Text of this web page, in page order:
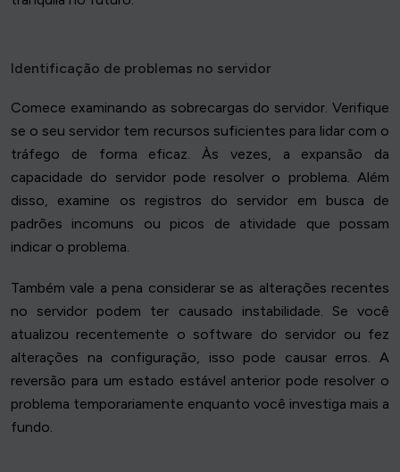
Identificação de problemas no servidor
Comece examinando as sobrecargas do servidor. Verifique
se o seu servidor tem recursos suficientes para lidar com o
tráfego de forma eficaz. Às vezes, a expansão da
capacidade do servidor pode resolver o problema. Além
disso, examine os registros do servidor em busca de
padrões incomuns ou picos de atividade que possam
indicar o problema.
Também vale a pena considerar se as alterações recentes
no servidor podem ter causado instabilidade. Se você
atualizou recentemente o software do servidor ou fez
alterações na configuração, isso pode causar erros. A
reversão para um estado estável anterior pode resolver o
problema temporariamente enquanto você investiga mais a
fundo.